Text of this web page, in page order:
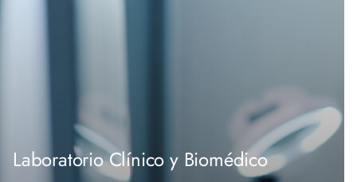
Laboratorio Clínico y Biomédico